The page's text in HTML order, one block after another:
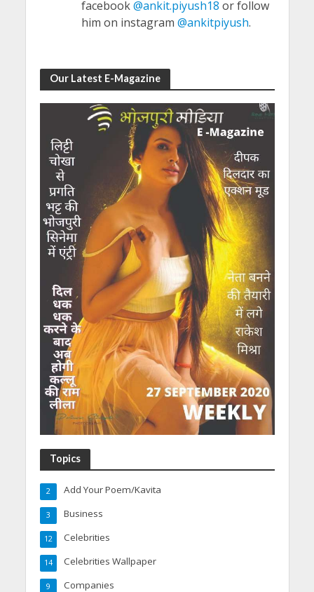
facebook@ankit.piyush18 or follow
him on instagram @ankitpiyush.
Our Latest E-Magazine
Topics
Add Your Poem/Kavita
2
Business
3
Celebrities
12
Celebrities Wallpaper
14
Companies
9